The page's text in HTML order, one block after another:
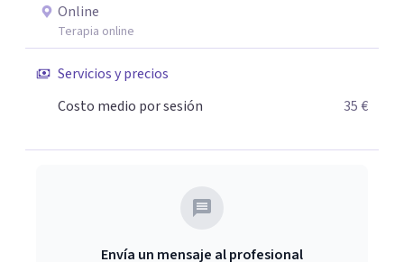
Online
Terapia online
Servicios y precios
Costo medio por sesión
35 €
Envía un mensaje al profesional